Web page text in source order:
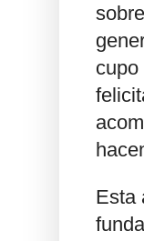
Esta